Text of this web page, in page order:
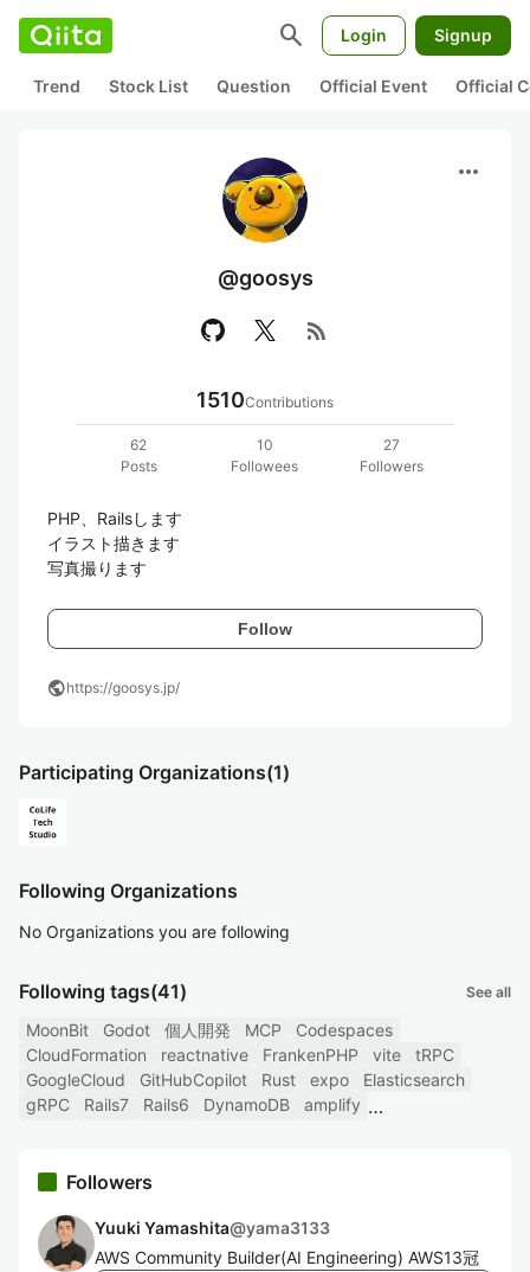
search Login Signup
Trend Stock List Question Official Event Official
more_horiz
@goosys
rss_feed
1510Contributions
62
Posts
10
Followees
27
Followers
PHP、Railsします
イラスト描きます
写真撮ります
Follow
publichttps://goosys.jp/
Participating Organizations(1)
Following Organizations
No Organizations you are following
Following tags(41) See all
MoonBit Godot 個人開発 MCP
Codespaces
CloudFormation
reactnative FrankenPHP vite
tRPC
GoogleCloud
GitHubCopilot Rust expo
Elasticsearch
gRPC
Rails7 Rails6 DynamoDB amplify
Followers
Yuuki Yamashita@yama3133
AWS Community Builder(AI Engineering) AWS13冠